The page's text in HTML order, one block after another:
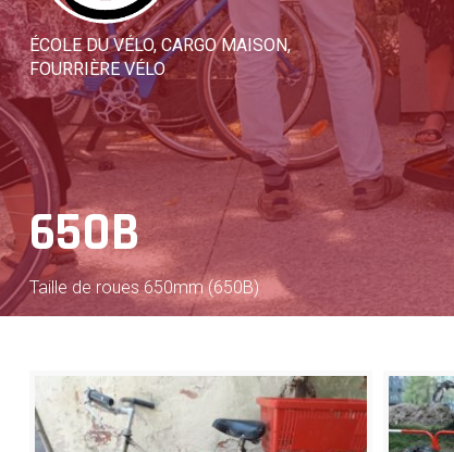
ÉCOLE DU VÉLO, CARGO MAISON,
FOURRIÈRE VÉLO
650B
Taille de roues 650mm (650B)